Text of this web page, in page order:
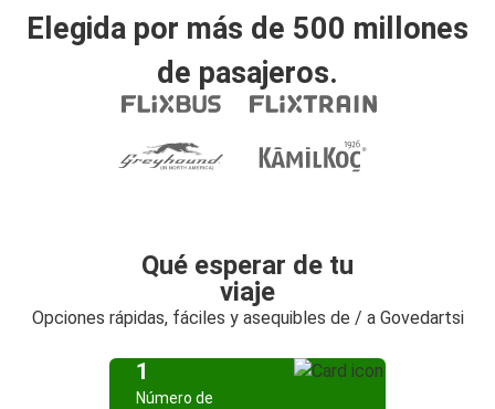
Elegida por más de 500 millones
de pasajeros.
Qué esperar de tu
viaje
Opciones rápidas, fáciles y asequibles de / a Govedartsi
1
Número de